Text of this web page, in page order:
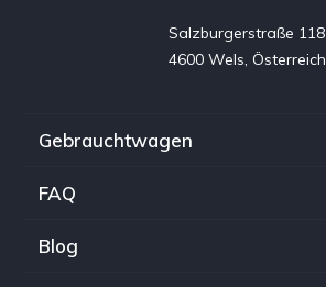
Salzburgerstraße 118
4600 Wels, Österreich
Gebrauchtwagen
FAQ
Blog